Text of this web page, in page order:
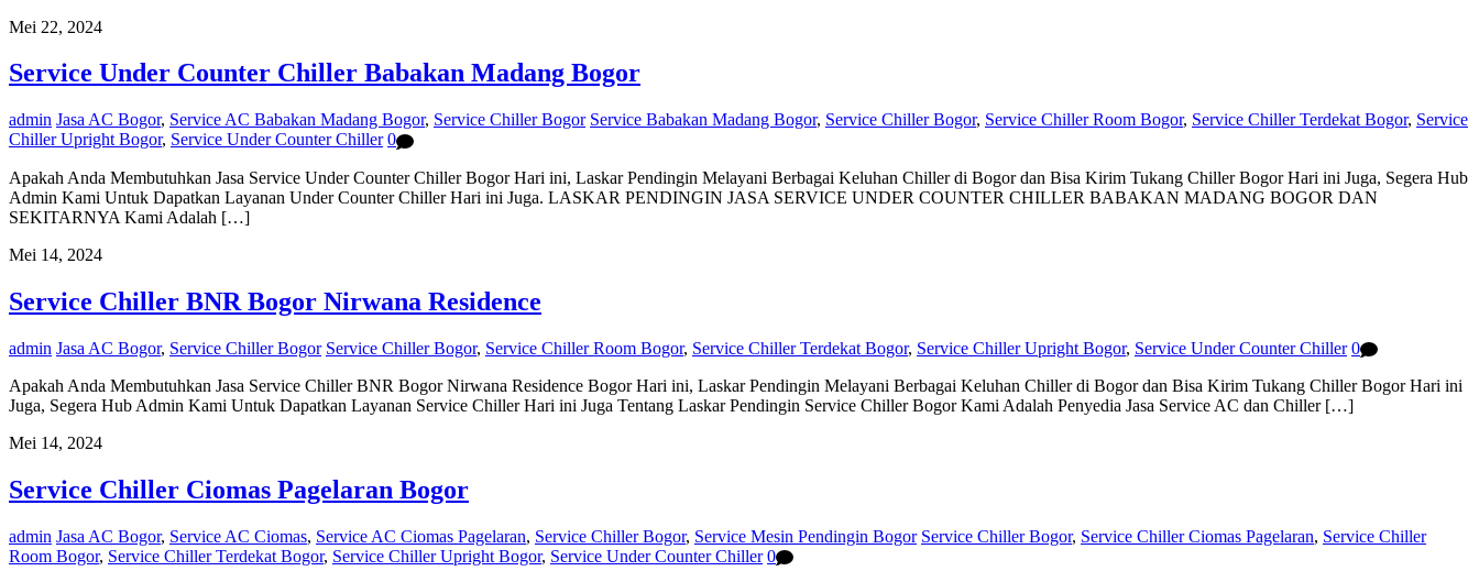
Mei 22, 2024
Service Under Counter Chiller Babakan Madang Bogor
admin Jasa AC Bogor, Service AC Babakan Madang Bogor, Service Chiller Bogor Service Babakan Madang Bogor, Service Chiller Bogor, Service Chiller Room Bogor, Service Chiller Terdekat Bogor, Service
Chiller Upright Bogor, Service Under Counter Chiller 0
Apakah Anda Membutuhkan Jasa Service Under Counter Chiller Bogor Hari ini, Laskar Pendingin Melayani Berbagai Keluhan Chiller di Bogor dan Bisa Kirim Tukang Chiller Bogor Hari ini Juga, Segera Hub
Admin Kami Untuk Dapatkan Layanan Under Counter Chiller Hari ini Juga. LASKAR PENDINGIN JASA SERVICE UNDER COUNTER CHILLER BABAKAN MADANG BOGOR DAN
SEKITARNYA Kami Adalah […]
Mei 14, 2024
Service Chiller BNR Bogor Nirwana Residence
admin Jasa AC Bogor, Service Chiller Bogor Service Chiller Bogor, Service Chiller Room Bogor, Service Chiller Terdekat Bogor, Service Chiller Upright Bogor, Service Under Counter Chiller 0
Apakah Anda Membutuhkan Jasa Service Chiller BNR Bogor Nirwana Residence Bogor Hari ini, Laskar Pendingin Melayani Berbagai Keluhan Chiller di Bogor dan Bisa Kirim Tukang Chiller Bogor Hari ini
Juga, Segera Hub Admin Kami Untuk Dapatkan Layanan Service Chiller Hari ini Juga Tentang Laskar Pendingin Service Chiller Bogor Kami Adalah Penyedia Jasa Service AC dan Chiller […]
Mei 14, 2024
Service Chiller Ciomas Pagelaran Bogor
admin Jasa AC Bogor, Service AC Ciomas, Service AC Ciomas Pagelaran, Service Chiller Bogor, Service Mesin Pendingin Bogor Service Chiller Bogor, Service Chiller Ciomas Pagelaran, Service Chiller
Room Bogor, Service Chiller Terdekat Bogor, Service Chiller Upright Bogor, Service Under Counter Chiller 0